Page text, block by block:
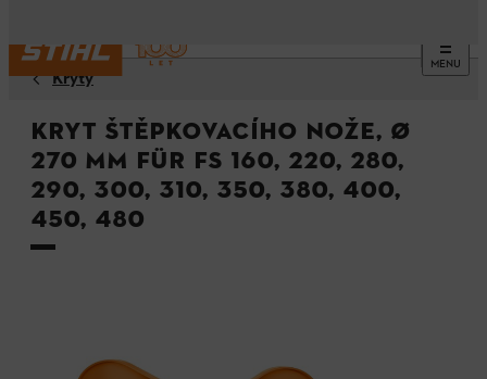
MENU
Kryty
Kryt štěpkovacího nože, Ø
270 mm für FS 160, 220, 280,
290, 300, 310, 350, 380, 400,
450, 480